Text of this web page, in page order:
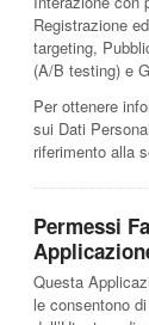
Registrazione
targeting,
(A/B testing) e
Per ottenere
sui Dati
riferimento alla
Permessi
Questa
le consentono